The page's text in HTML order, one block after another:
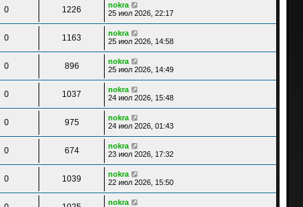
0 1226
nokra
25 июл 2026, 22:17
0 1163
nokra
25 июл 2026, 14:58
0 896
nokra
25 июл 2026, 14:49
0 1037
nokra
24 июл 2026, 15:48
0 975
nokra
24 июл 2026, 01:43
0 674
nokra
23 июл 2026, 17:32
0 1039
nokra
22 июл 2026, 15:50
nokra